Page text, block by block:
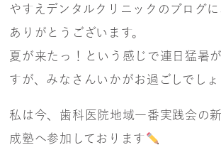
やすえデンタルクリニックのブログ
ありがとうございます。
夏が来たっ！という感じで連日猛暑
すが、みなさんいかがお過ごしでし
私は今、歯科医院地域一番実践会の
成塾へ参加しております